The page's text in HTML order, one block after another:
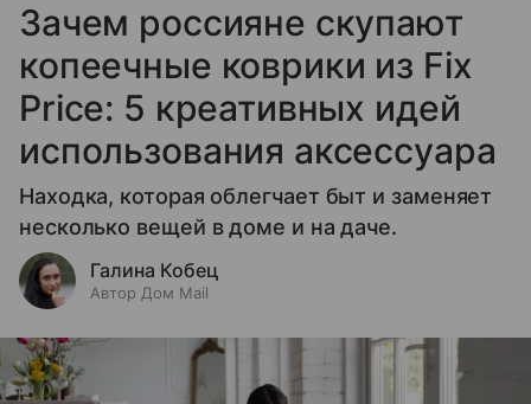
Зачем россияне скупают
копеечные коврики из Fix
Price: 5 креативных идей
использования аксессуара
Находка, которая облегчает быт и заменяет
несколько вещей в доме и на даче.
Галина Кобец
Автор Дом Mail